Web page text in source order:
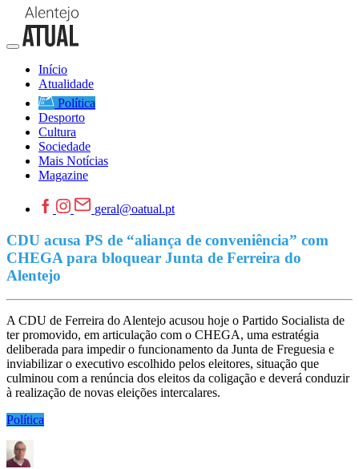
Início
Atualidade
Política
Desporto
Cultura
Sociedade
Mais Notícias
Magazine
geral@oatual.pt
CDU acusa PS de “aliança de conveniência” com
CHEGA para bloquear Junta de Ferreira do
Alentejo
A CDU de Ferreira do Alentejo acusou hoje o Partido Socialista de
ter promovido, em articulação com o CHEGA, uma estratégia
deliberada para impedir o funcionamento da Junta de Freguesia e
inviabilizar o executivo escolhido pelos eleitores, situação que
culminou com a renúncia dos eleitos da coligação e deverá conduzir
à realização de novas eleições intercalares.
Política